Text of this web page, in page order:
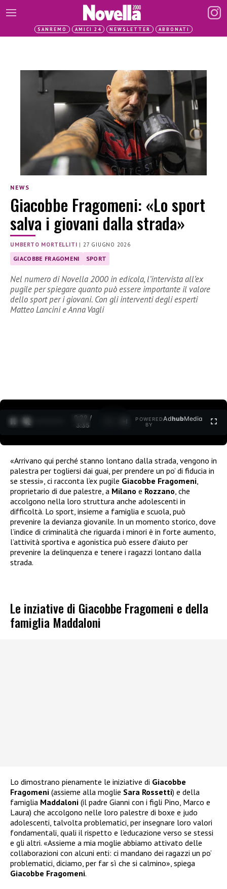
SANREMO AMICI 24 NEWSLETTER ABBONATI
NEWS
Giacobbe Fragomeni: «Lo sport
salva i giovani dalla strada»
UMBERTO MORTELLITI | 27 GIUGNO 2026
GIACOBBE FRAGOMENI SPORT
Nel numero di Novella 2000 in edicola, l’intervista all’ex
pugile per spiegare quanto può essere importante il valore
dello sport per i giovani. Con gli interventi degli esperti
Matteo Lancini e Anna Vagli
0:30 /
3:35
POWERED
BY
AdhubMedia
«Arrivano qui perché stanno lontano dalla strada, vengono in
palestra per togliersi dai guai, per prendere un po’ di fiducia in
se stessi», ci racconta l’ex pugile Giacobbe Fragomeni
proprietario di due palestre, a Milano e Rozzano , che
accolgono nella loro struttura anche adolescenti in
difficoltà. Lo sport, insieme a famiglia e scuola, può
prevenire la devianza giovanile. In un momento storico, dove
l’indice di criminalità che riguarda i minori è in forte aumento,
l’attività sportiva e agonistica può essere d’aiuto per
prevenire la delinquenza e tenere i ragazzi lontano dalla
strada.
Le inziative di Giacobbe Fragomeni e della
famiglia Maddaloni
Lo dimostrano pienamente le iniziative di Giacobbe
Fragomeni (assieme alla moglie Sara Rossetti) e della
famiglia Maddaloni (il padre Gianni con i figli Pino, Marco e
Laura) che accolgono nelle loro palestre di boxe e judo
adolescenti, talvolta problematici, per insegnare loro valori
fondamentali, quali il rispetto e l’educazione verso se stessi
e gli altri. «Assieme a mia moglie abbiamo attivato delle
collaborazioni con alcuni enti: ci mandano dei ragazzi un po’
problematici, diciamo, per far sì che si calmino», spiega
Giacobbe Fragomeni.